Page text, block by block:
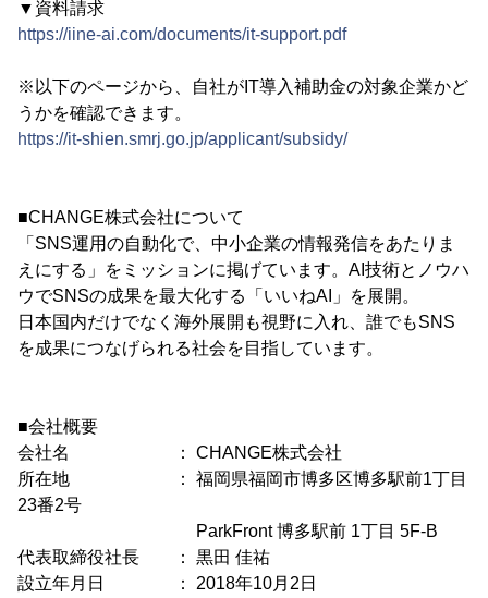
▼資料請求
https://iine-ai.com/documents/it-support.pdf
※以下のページから、自社がIT導入補助金の対象企業かど
うかを確認できます。
https://it-shien.smrj.go.jp/applicant/subsidy/
■CHANGE株式会社について
「SNS運用の自動化で、中小企業の情報発信をあたりま
えにする」をミッションに掲げています。AI技術とノウハ
ウでSNSの成果を最大化する「いいねAI」を展開。
日本国内だけでなく海外展開も視野に入れ、誰でもSNS
を成果につなげられる社会を目指しています。
■会社概要
会社名 ： CHANGE株式会社
所在地 ： 福岡県福岡市博多区博多駅前1丁目
23番2号
ParkFront 博多駅前 1丁目 5F-B
代表取締役社長 ： 黒田 佳祐
設立年月日 ： 2018年10月2日